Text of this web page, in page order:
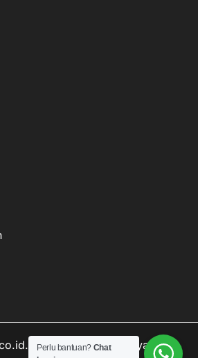
Hak cipta data kekayaan
Perlu bantuan? Chat